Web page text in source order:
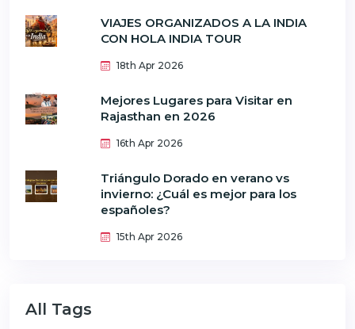
VIAJES ORGANIZADOS A LA INDIA
CON HOLA INDIA TOUR
18th Apr 2026
Mejores Lugares para Visitar en
Rajasthan en 2026
16th Apr 2026
Triángulo Dorado en verano vs
invierno: ¿Cuál es mejor para los
españoles?
15th Apr 2026
All Tags